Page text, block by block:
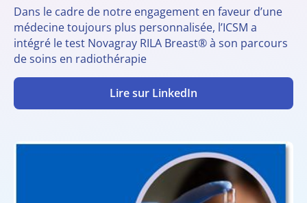
Dans le cadre de notre engagement en faveur d’une
médecine toujours plus personnalisée, l’ICSM a
intégré le test Novagray RILA Breast® à son parcours
de soins en radiothérapie
Lire sur LinkedIn